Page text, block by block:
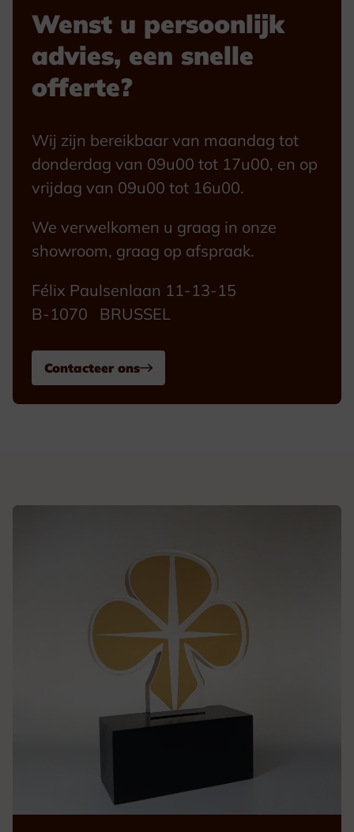
Wenst u persoonlijk
advies, een snelle
offerte?
Wij zijn bereikbaar van maandag tot
donderdag van 09u00 tot 17u00, en op
vrijdag van 09u00 tot 16u00.
We verwelkomen u graag in onze
showroom, graag op afspraak.
Félix Paulsenlaan 11-13-15
B-1070 BRUSSEL
Contacteer ons